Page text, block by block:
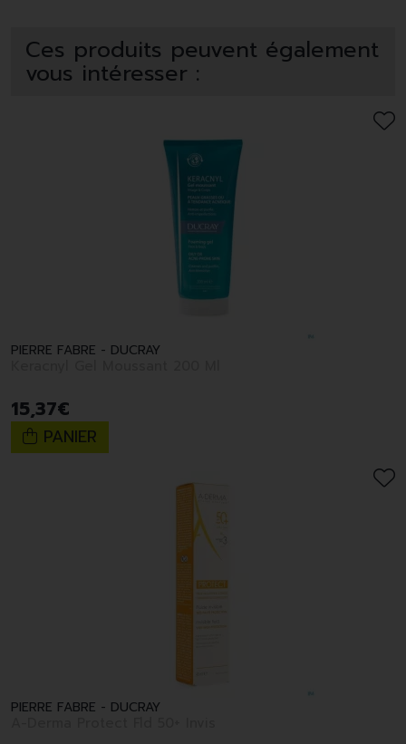
Ces produits peuvent également
vous intéresser :
PIERRE FABRE - DUCRAY
15,37€
PANIER
PIERRE FABRE - DUCRAY